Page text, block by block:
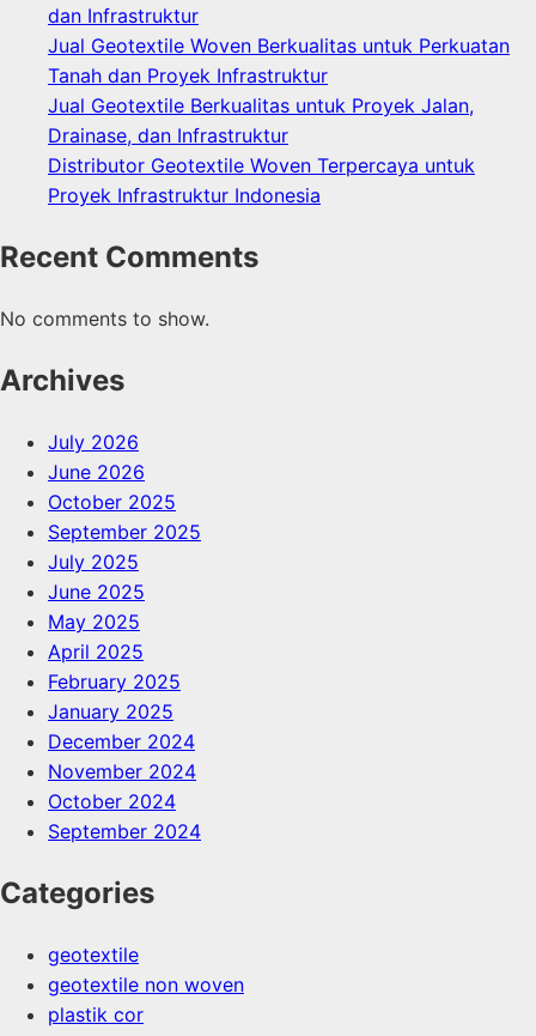
dan Infrastruktur
Jual Geotextile Woven Berkualitas untuk Perkuatan
Tanah dan Proyek Infrastruktur
Jual Geotextile Berkualitas untuk Proyek Jalan,
Drainase, dan Infrastruktur
Distributor Geotextile Woven Terpercaya untuk
Proyek Infrastruktur Indonesia
Recent Comments
No comments to show.
Archives
July 2026
June 2026
October 2025
September 2025
July 2025
June 2025
May 2025
April 2025
February 2025
January 2025
December 2024
November 2024
October 2024
September 2024
Categories
geotextile
geotextile non woven
plastik cor